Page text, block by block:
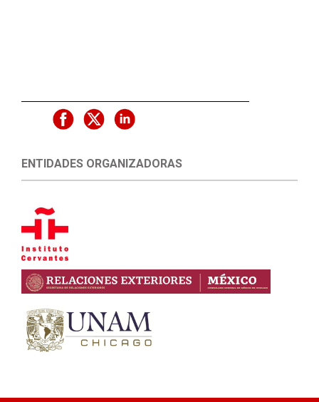
ENTIDADES ORGANIZADORAS